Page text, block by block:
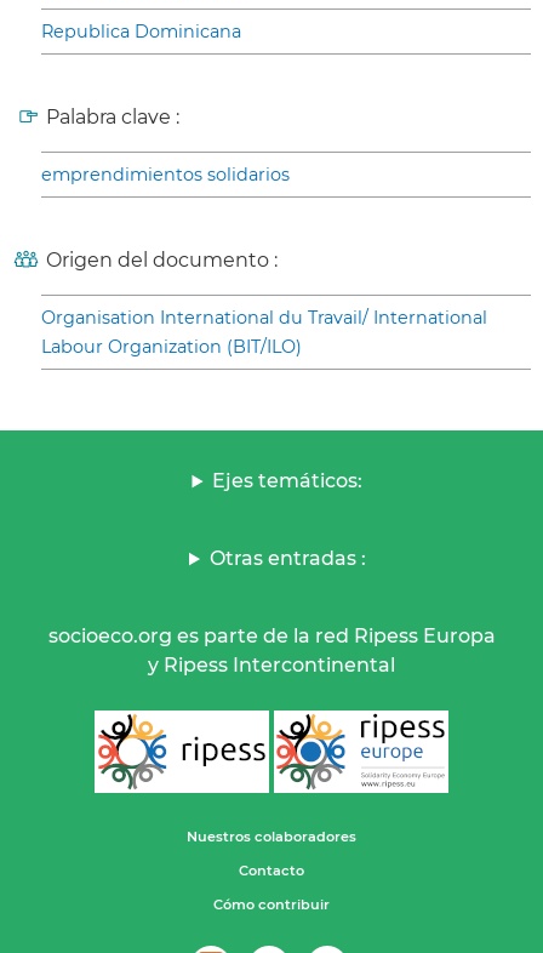
Republica Dominicana
Palabra clave :
emprendimientos solidarios
Origen del documento :
Organisation International du Travail/ International
Labour Organization (BIT/ILO)
Ejes temáticos:
Otras entradas :
socioeco.org es parte de la red Ripess Europa
y Ripess Intercontinental
Nuestros colaboradores
Contacto
Cómo contribuir